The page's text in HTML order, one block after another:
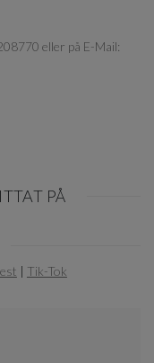
eller på E-Mail:
PÅ
| Tik-Tok